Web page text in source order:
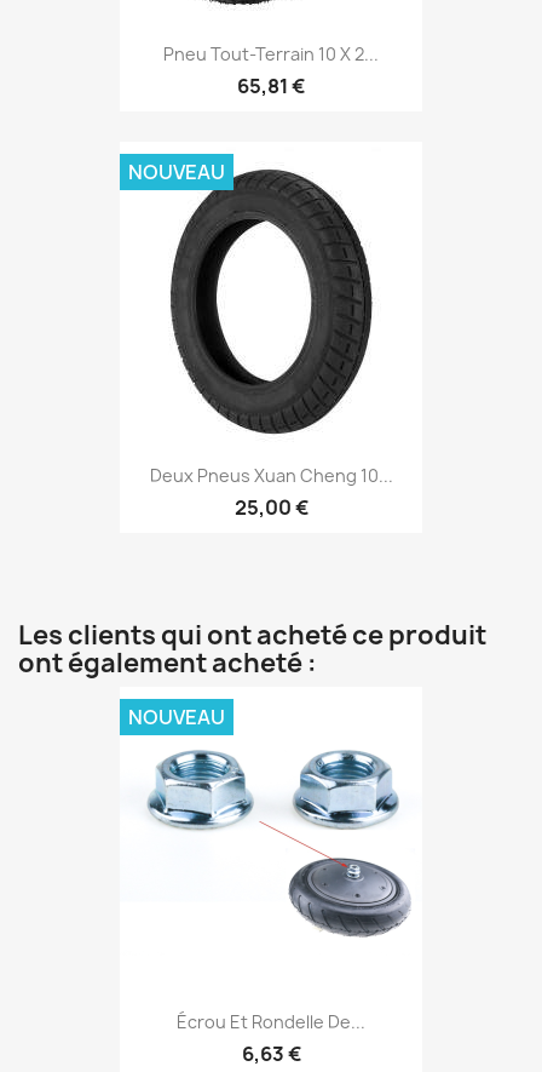
Pneu Tout-Terrain 10 X 2...
65,81 €
Deux Pneus Xuan Cheng 10...
25,00 €
NOUVEAU
Les clients qui ont acheté ce produit
ont également acheté :
Écrou Et Rondelle De...
6,63 €
NOUVEAU